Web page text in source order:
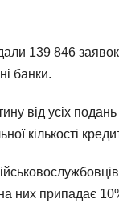
139 846 заявок.
банки.
від усіх
кількості
припадає 10%